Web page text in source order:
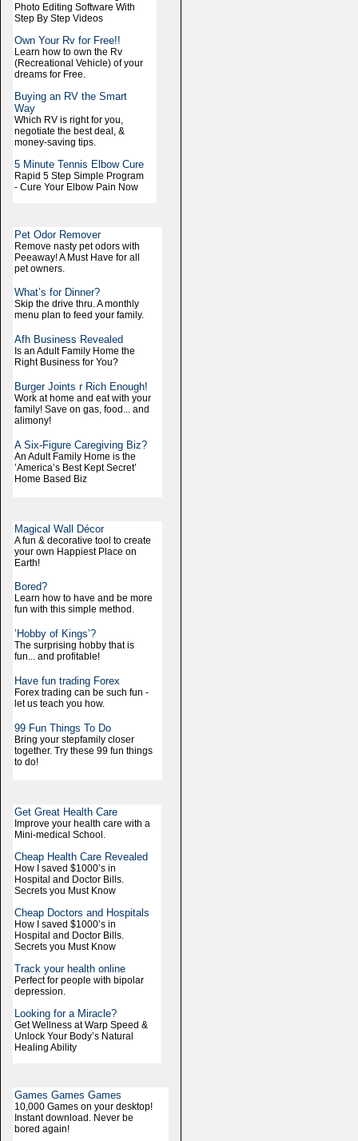
Photo Editing Software With
Step By Step Videos
Own Your Rv for Free!!
Learn how to own the Rv
(Recreational Vehicle) of your
dreams for Free.
Buying an RV the Smart
Way
Which RV is right for you,
negotiate the best deal, &
money-saving tips.
5 Minute Tennis Elbow Cure
Rapid 5 Step Simple Program
- Cure Your Elbow Pain Now
Pet Odor Remover
Remove nasty pet odors with
Peeaway! A Must Have for all
pet owners.
What’s for Dinner?
Skip the drive thru. A monthly
menu plan to feed your family.
Afh Business Revealed
Is an Adult Family Home the
Right Business for You?
Burger Joints r Rich Enough!
Work at home and eat with your
family! Save on gas, food... and
alimony!
A Six-Figure Caregiving Biz?
An Adult Family Home is the
’America’s Best Kept Secret’
Home Based Biz
Magical Wall Décor
A fun & decorative tool to create
your own Happiest Place on
Earth!
Bored?
Learn how to have and be more
fun with this simple method.
’Hobby of Kings’?
The surprising hobby that is
fun... and profitable!
Have fun trading Forex
Forex trading can be such fun -
let us teach you how.
99 Fun Things To Do
Bring your stepfamily closer
together. Try these 99 fun things
to do!
Get Great Health Care
Improve your health care with a
Mini-medical School.
Cheap Health Care Revealed
How I saved $1000’s in
Hospital and Doctor Bills.
Secrets you Must Know
Cheap Doctors and Hospitals
How I saved $1000’s in
Hospital and Doctor Bills.
Secrets you Must Know
Track your health online
Perfect for people with bipolar
depression.
Looking for a Miracle?
Get Wellness at Warp Speed &
Unlock Your Body’s Natural
Healing Ability
Games Games Games
10,000 Games on your desktop!
Instant download. Never be
bored again!